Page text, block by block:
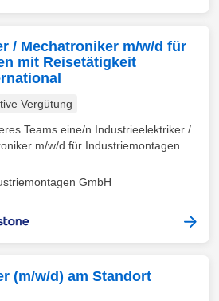
/ Mechatroniker m/w/d für
mit Reisetätigkeit
Vergütung
Teams eine/n Industrieelektriker /
m/w/d für Industriemontagen
GmbH
(m/w/d) am Standort